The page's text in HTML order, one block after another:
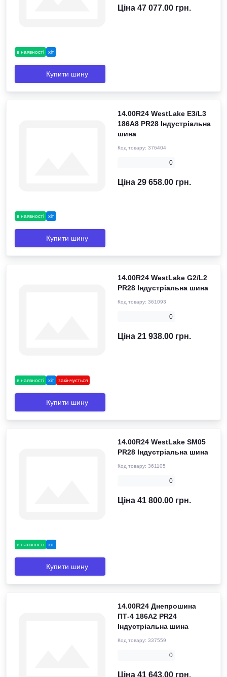
в наявності хіт
Ціна 47 077.00 грн.
Купити шину
в наявності хіт
14.00R24 WestLake E3/L3
186A8 PR28 Індустріальна
шина
Код товару: 376404
0
Ціна 29 658.00 грн.
Купити шину
в наявності хіт закінчується
14.00R24 WestLake G2/L2
PR28 Індустріальна шина
Код товару: 361093
0
Ціна 21 938.00 грн.
Купити шину
в наявності хіт
14.00R24 WestLake SM05
PR28 Індустріальна шина
Код товару: 361105
0
Ціна 41 800.00 грн.
Купити шину
14.00R24 Днепрошина
ПТ-4 186A2 PR24
Індустріальна шина
Код товару: 337559
0
Ціна 41 643.00 грн.